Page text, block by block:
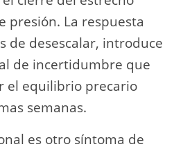
presión. La respuesta
de desescalar, introduce
de incertidumbre que
el equilibrio precario
semanas.
es otro síntoma de